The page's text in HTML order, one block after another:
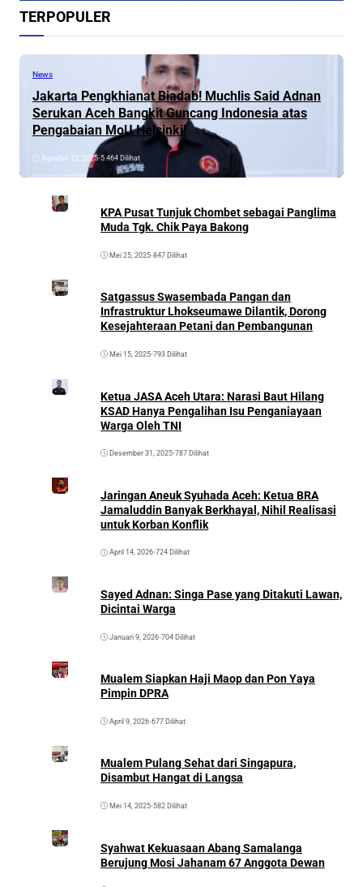
TERPOPULER
News
Jakarta Pengkhianat Biadab! Muchlis Said Adnan
Serukan Aceh Bangkit Guncang Indonesia atas
Pengabaian MoU Helsinki!
Agustus 12, 2025•5.464 Dilihat
KPA Pusat Tunjuk Chombet sebagai Panglima
Muda Tgk. Chik Paya Bakong
Mei 25, 2025•847 Dilihat
Satgassus Swasembada Pangan dan
Infrastruktur Lhokseumawe Dilantik, Dorong
Kesejahteraan Petani dan Pembangunan
Mei 15, 2025•793 Dilihat
Ketua JASA Aceh Utara: Narasi Baut Hilang
KSAD Hanya Pengalihan Isu Penganiayaan
Warga Oleh TNI
Desember 31, 2025•787 Dilihat
Jaringan Aneuk Syuhada Aceh: Ketua BRA
Jamaluddin Banyak Berkhayal, Nihil Realisasi
untuk Korban Konflik
April 14, 2026•724 Dilihat
Sayed Adnan: Singa Pase yang Ditakuti Lawan,
Dicintai Warga
Januari 9, 2026•704 Dilihat
Mualem Siapkan Haji Maop dan Pon Yaya
Pimpin DPRA
April 9, 2026•677 Dilihat
Mualem Pulang Sehat dari Singapura,
Disambut Hangat di Langsa
Mei 14, 2025•582 Dilihat
Syahwat Kekuasaan Abang Samalanga
Berujung Mosi Jahanam 67 Anggota Dewan